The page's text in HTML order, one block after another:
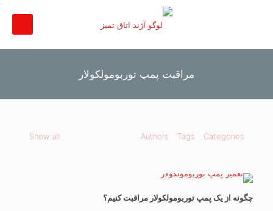
مراقبت پمپ توربومولکولار
Categories
Tags
Authors
Show all
چگونه از یک پمپ توربومولکولار مراقبت کنیم؟